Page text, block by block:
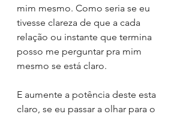
mim mesmo. Como seria se eu
tivesse clareza de que a cada
relação ou instante que termina
posso me perguntar pra mim
mesmo se está claro.
E aumente a potência deste esta
claro, se eu passar a olhar para o